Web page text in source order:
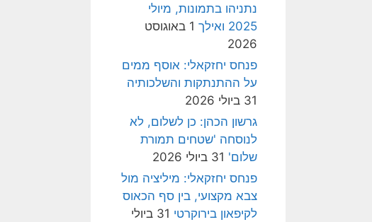
נתניהו בתמונות, מיולי
2025 ואילך
1 באוגוסט
2026
פנחס יחזקאלי: אוסף ממים
על ההתנתקות והשלכותיה
31 ביולי 2026
גרשון הכהן: כן לשלום, לא
לנוסחה 'שטחים תמורת
שלום' 31 ביולי 2026
פנחס יחזקאלי: מיליציה מול
צבא מקצועי, בין סף הכאוס
לקיפאון בירוקרטי
31 ביולי